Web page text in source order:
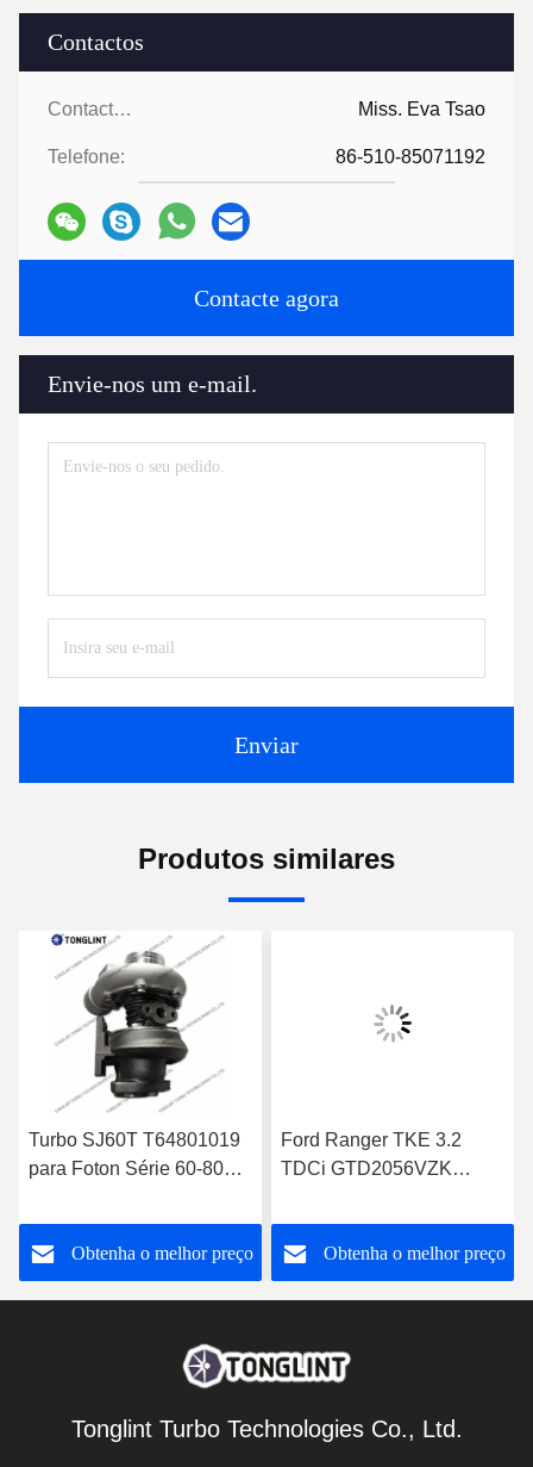
Contactos
Contactos: Miss. Eva Tsao
Telefone: 86-510-85071192
Contacte agora
Envie-nos um e-mail.
Enviar
Produtos similares
Turbo SJ60T T64801019
para Foton Série 60-80
4T Turbocharger
Obtenha o melhor preço
Ford Ranger TKE 3.2
TDCi GTD2056VZK
FB3Q6K682DB
Obtenha o melhor preço
Tonglint Turbo Technologies Co., Ltd.